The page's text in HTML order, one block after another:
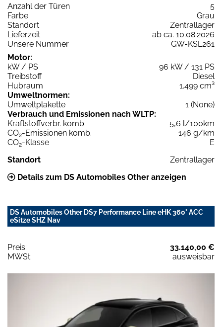
Anzahl der Türen
5
Farbe
Grau
Standort
Zentrallager
Lieferzeit
ab ca. 10.08.2026
Unsere Nummer
GW-KSL261
Motor:
kW / PS
96 kW / 131 PS
Treibstoff
Diesel
Hubraum
1.499 cm³
Umweltnormen:
Umweltplakette
1 (None)
Verbrauch und Emissionen nach WLTP:
Kraftstoffverbr. komb.
5,6 l/100km
CO2-Emissionen komb.
146 g/km
CO2-Klasse
E
Standort
Zentrallager
Details zum DS Automobiles Other anzeigen
DS Automobiles Other DS7 Performance Line eHK 360° ACC
eSitze SHZ Nav
Preis:
33.140,00 €
MWSt:
ausweisbar